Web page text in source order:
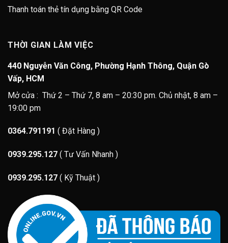
Thanh toán thẻ tín dụng bằng QR Code
THỜI GIAN LÀM VIỆC
440 Nguyễn Văn Công, Phường Hạnh Thông, Quận Gò
Vấp, HCM
Mở cửa : Thứ 2 – Thứ 7, 8 am – 20:30 pm. Chủ nhật, 8 am –
19:00 pm
0364.791191 ( Đặt Hàng )
0939.295.127 ( Tư Vấn Nhanh )
0939.295.127 ( Kỹ Thuật )